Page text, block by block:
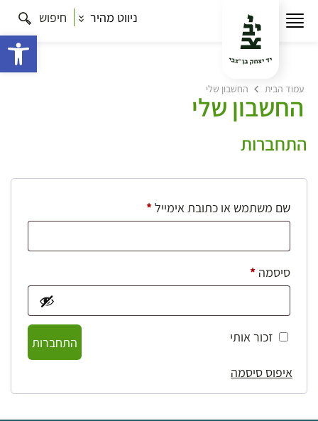
ניווט מהיר חיפוש
עמוד הבית החשבון שלי
החשבון שלי
התחברות
שם משתמש או כתובת אימייל*חובה
סיסמה *חובה
זכור אותי
התחברות
איפוס סיסמה